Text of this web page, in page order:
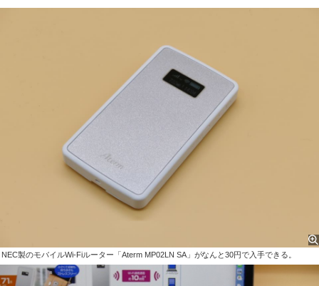
NEC製のモバイルWi-Fiルーター「Aterm MP02LN SA」がなんと30円で入手できる。